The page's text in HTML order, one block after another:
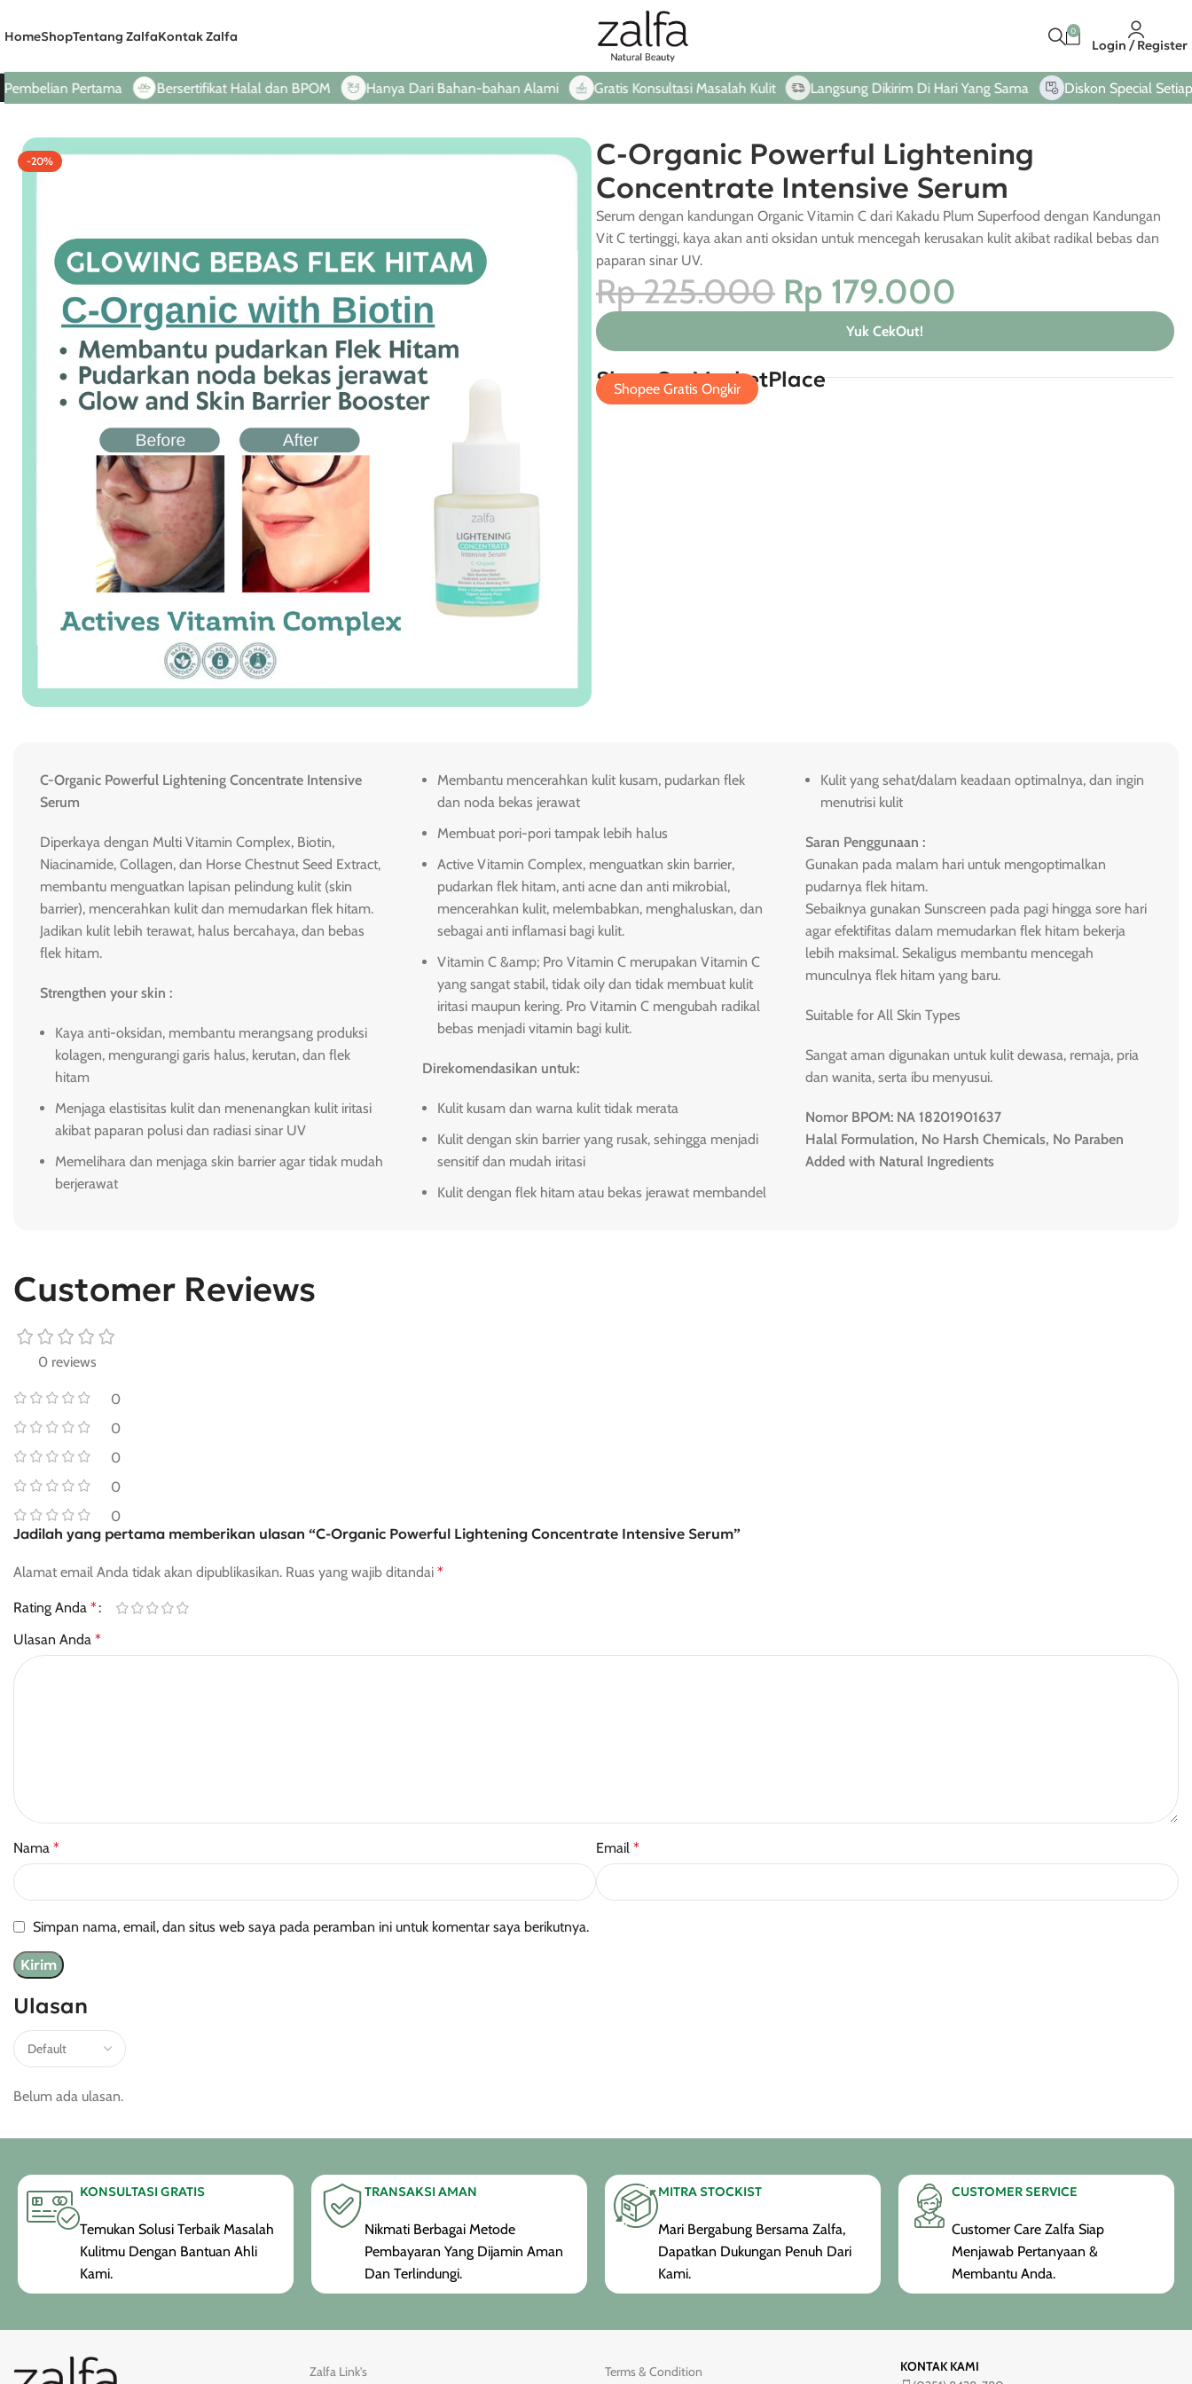
HomeShopTentang ZalfaKontak Zalfa 0
Login / Register
Pertama Bersertifikat Halal dan BPOM Hanya Dari Bahan-bahan Alami Gratis Konsultasi Masalah Kulit Langsung Dikirim Di Hari Yang Sama Diskon Special Setiap
-20%
C-Organic Powerful Lightening
Concentrate Intensive Serum
Serum dengan kandungan Organic Vitamin C dari Kakadu Plum Superfood dengan Kandungan
Vit C tertinggi, kaya akan anti oksidan untuk mencegah kerusakan kulit akibat radikal bebas dan
paparan sinar UV.
Rp225.000 Rp 179.000
Yuk CekOut!
Shop On MarketPlace
Shopee Gratis Ongkir
C-Organic Powerful Lightening Concentrate Intensive
Serum
Diperkaya dengan Multi Vitamin Complex, Biotin,
Niacinamide, Collagen, dan Horse Chestnut Seed Extract,
membantu menguatkan lapisan pelindung kulit (skin
barrier), mencerahkan kulit dan memudarkan flek hitam.
Jadikan kulit lebih terawat, halus bercahaya, dan bebas
flek hitam.
Strengthen your skin :
Kaya anti-oksidan, membantu merangsang produksi
kolagen, mengurangi garis halus, kerutan, dan flek
hitam
Menjaga elastisitas kulit dan menenangkan kulit iritasi
akibat paparan polusi dan radiasi sinar UV
Memelihara dan menjaga skin barrier agar tidak mudah
berjerawat
Membantu mencerahkan kulit kusam, pudarkan flek
dan noda bekas jerawat
Membuat pori-pori tampak lebih halus
Active Vitamin Complex, menguatkan skin barrier,
pudarkan flek hitam, anti acne dan anti mikrobial,
mencerahkan kulit, melembabkan, menghaluskan, dan
sebagai anti inflamasi bagi kulit.
Vitamin C &amp; Pro Vitamin C merupakan Vitamin C
yang sangat stabil, tidak oily dan tidak membuat kulit
iritasi maupun kering. Pro Vitamin C mengubah radikal
bebas menjadi vitamin bagi kulit.
Direkomendasikan untuk:
Kulit kusam dan warna kulit tidak merata
Kulit dengan skin barrier yang rusak, sehingga menjadi
sensitif dan mudah iritasi
Kulit dengan flek hitam atau bekas jerawat membandel
Kulit yang sehat/dalam keadaan optimalnya, dan ingin
menutrisi kulit
Saran Penggunaan :
Gunakan pada malam hari untuk mengoptimalkan
pudarnya flek hitam.
Sebaiknya gunakan Sunscreen pada pagi hingga sore hari
agar efektifitas dalam memudarkan flek hitam bekerja
lebih maksimal. Sekaligus membantu mencegah
munculnya flek hitam yang baru.
Suitable for All Skin Types
Sangat aman digunakan untuk kulit dewasa, remaja, pria
dan wanita, serta ibu menyusui.
Nomor BPOM: NA 18201901637
Halal Formulation, No Harsh Chemicals, No Paraben
Added with Natural Ingredients
Customer Reviews
0 reviews
0
0
0
0
0
Ulasan
Belum ada ulasan.
Jadilah yang pertama memberikan ulasan “C-Organic Powerful Lightening Concentrate Intensive Serum”
Alamat email Anda tidak akan dipublikasikan. Ruas yang wajib ditandai *
Rating Anda *
Ulasan Anda *
Nama * Email *
Simpan nama, email, dan situs web saya pada peramban ini untuk komentar saya berikutnya.
KONSULTASI GRATIS
Temukan Solusi Terbaik Masalah
Kulitmu Dengan Bantuan Ahli
Kami.
TRANSAKSI AMAN
Nikmati Berbagai Metode
Pembayaran Yang Dijamin Aman
Dan Terlindungi.
MITRA STOCKIST
Mari Bergabung Bersama Zalfa,
Dapatkan Dukungan Penuh Dari
Kami.
CUSTOMER SERVICE
Customer Care Zalfa Siap
Menjawab Pertanyaan &
Membantu Anda.
Zalfa Link's Terms & Condition
KONTAK KAMI